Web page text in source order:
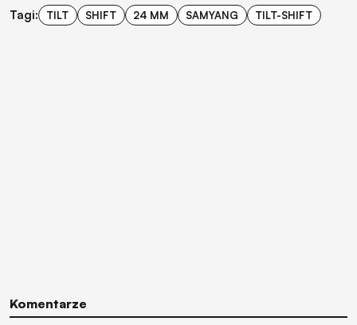
Tagi: TILT SHIFT 24 MM SAMYANG TILT-SHIFT
Komentarze